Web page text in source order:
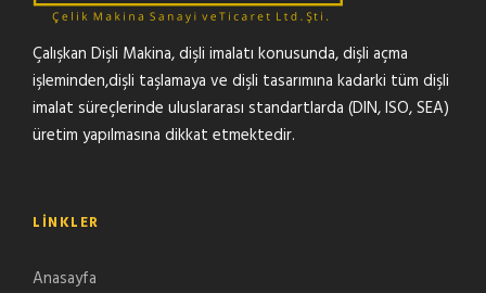
Çalışkan Dişli Makina, dişli imalatı konusunda, dişli açma
işleminden,dişli taşlamaya ve dişli tasarımına kadarki tüm dişli
imalat süreçlerinde uluslararası standartlarda (DIN, ISO, SEA)
üretim yapılmasına dikkat etmektedir.
LINKLER
Anasayfa